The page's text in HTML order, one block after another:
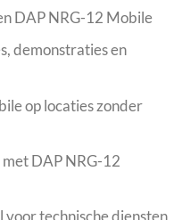
DAP NRG-12 Mobile
demonstraties en
op locaties zonder
DAP NRG-12
technische diensten